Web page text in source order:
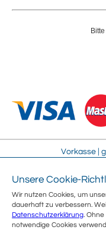
Vorkasse |
AGB
Sicherheit
Datenschutz
Unsere Cookie-
Wir nutzen Cookies, um
dauerhaft zu verbessern.
Datenschutzerklärung.
notwendige Cookies